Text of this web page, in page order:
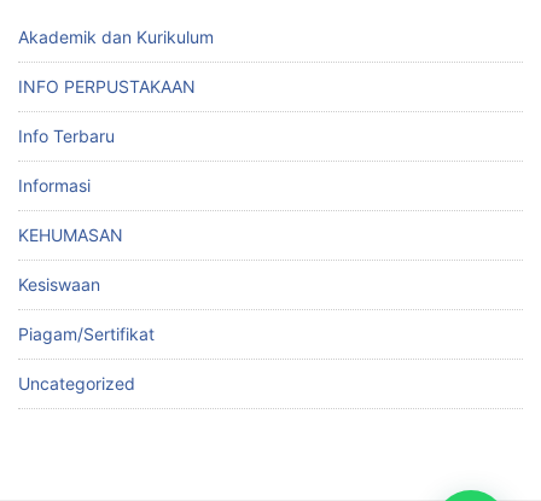
Akademik dan Kurikulum
INFO PERPUSTAKAAN
Info Terbaru
Informasi
KEHUMASAN
Kesiswaan
Piagam/Sertifikat
Uncategorized